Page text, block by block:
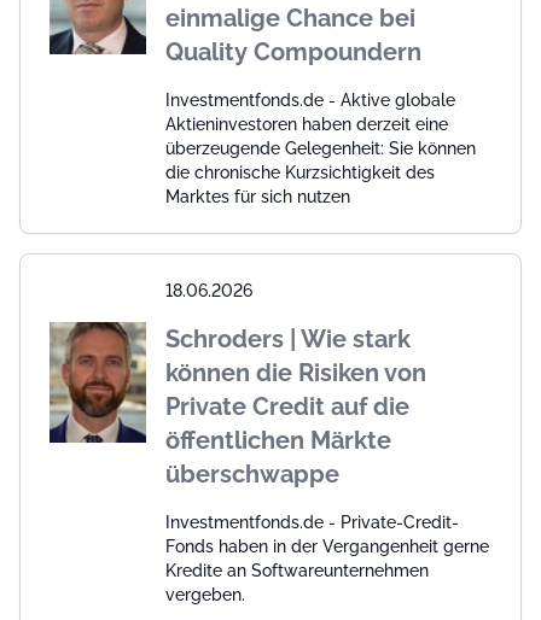
einmalige Chance bei
Quality Compoundern
Investmentfonds.de - Aktive globale
Aktieninvestoren haben derzeit eine
überzeugende Gelegenheit: Sie können
die chronische Kurzsichtigkeit des
Marktes für sich nutzen
18.06.2026
Schroders | Wie stark
können die Risiken von
Private Credit auf die
öffentlichen Märkte
überschwappe
Investmentfonds.de - Private-Credit-
Fonds haben in der Vergangenheit gerne
Kredite an Softwareunternehmen
vergeben.